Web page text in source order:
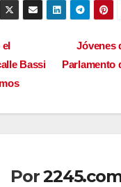
Jóvenes
Parlamento
el
Bassi
Por